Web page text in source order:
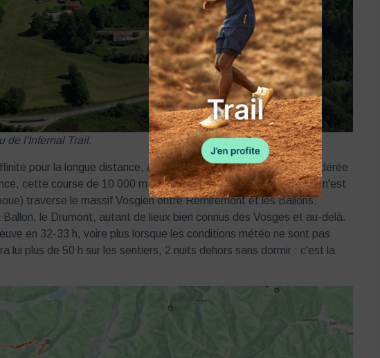
de l'Infernal Trail.
pour la longue distance, avec une épreuve de 200 km. Considérée
cette course de 10 000 m de dénivelé positif sur un terrain qui n'est
traverse le massif Vosgien entre Remiremont et les Ballons.
le Drumont, autant de lieux bien connus des Vosges et au-delà.
en 32-33 h, voire plus lorsque les conditions météo ne sont pas
lui plus de 50 h sur les sentiers, 2 nuits dehors sans dormir : c'est la